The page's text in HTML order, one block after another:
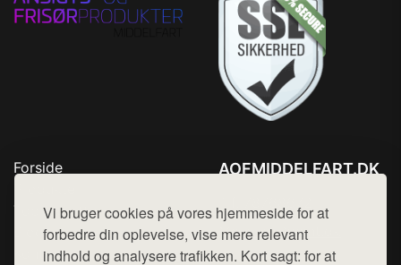
Vi bruger cookies på vores hjemmeside for at
forbedre din oplevelse, vise mere relevant
indhold og analysere trafikken. Kort sagt: for at
Forside
Top Rabatter
Blog
Kontakt
AOFMIDDELFART.DK
Mail: hej@want.dk